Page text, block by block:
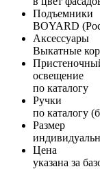
Подъемники
BOYARD
Аксессуары
Выкатные
освещение
по каталогу
Ручки
по каталогу
Размер
Цена
указана за